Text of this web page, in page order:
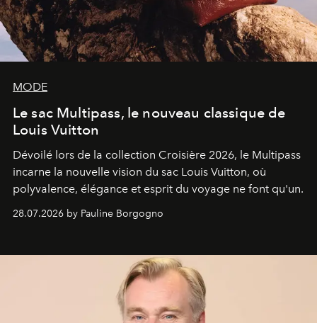
MODE
Le sac Multipass, le nouveau classique de
Louis Vuitton
Dévoilé lors de la collection Croisière 2026, le Multipass
incarne la nouvelle vision du sac Louis Vuitton, où
polyvalence, élégance et esprit du voyage ne font qu'un.
28.07.2026 by Pauline Borgogno